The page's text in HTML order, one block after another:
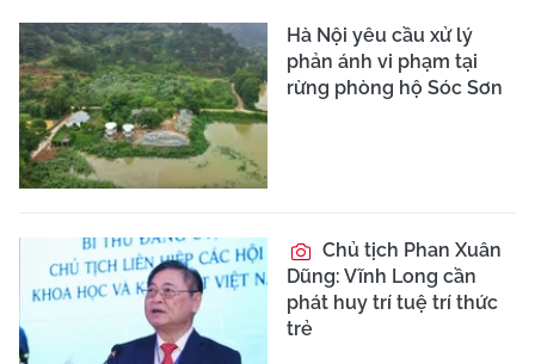
Hà Nội yêu cầu xử lý
phản ánh vi phạm tại
rừng phòng hộ Sóc Sơn
Chủ tịch Phan Xuân
Dũng: Vĩnh Long cần
phát huy trí tuệ trí thức
trẻ